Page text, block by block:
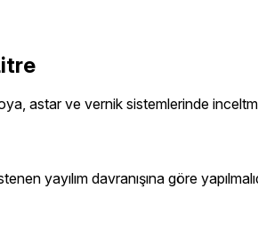
astar ve vernik sistemlerinde
yayılım davranışına göre